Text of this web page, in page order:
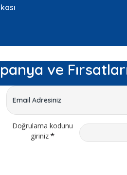
ve
Doğrulama kodunu
giriniz